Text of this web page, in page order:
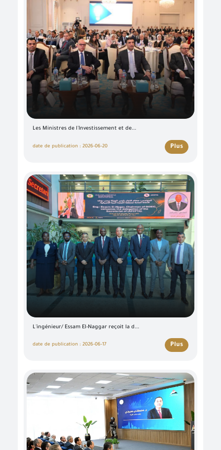
Les Ministres de l'Investissement et de...
date de publication : 2026-06-20 Plus
L'ingénieur/ Essam El-Naggar reçoit la d...
date de publication : 2026-06-17 Plus